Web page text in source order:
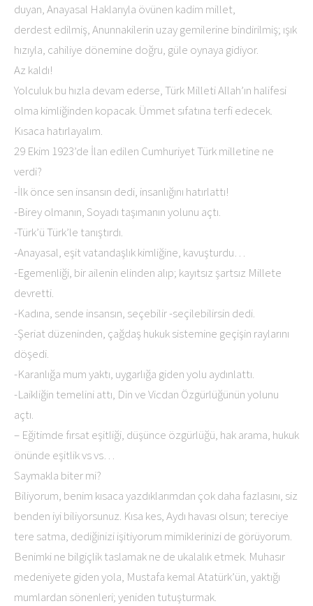
duyan, Anayasal Haklarıyla övünen kadim millet,
derdest edilmiş, Anunnakilerin uzay gemilerine bindirilmiş; ışık
hızıyla, cahiliye dönemine doğru, güle oynaya gidiyor.
Az kaldı!
Yolculuk bu hızla devam ederse, Türk Milleti Allah’ın halifesi
olma kimliğinden kopacak. Ümmet sıfatına terfi edecek.
Kısaca hatırlayalım.
29 Ekim 1923’de İlan edilen Cumhuriyet Türk milletine ne
verdi?
-İlk önce sen insansın dedi, insanlığını hatırlattı!
-Birey olmanın, Soyadı taşımanın yolunu açtı.
-Türk’ü Türk’le tanıştırdı.
-Anayasal, eşit vatandaşlık kimliğine, kavuşturdu…
-Egemenliği, bir ailenin elinden alıp; kayıtsız şartsız Millete
devretti.
-Kadına, sende insansın, seçebilir -seçilebilirsin dedi.
-Şeriat düzeninden, çağdaş hukuk sistemine geçişin raylarını
döşedi.
-Karanlığa mum yaktı, uygarlığa giden yolu aydınlattı.
-Laikliğin temelini attı, Din ve Vicdan Özgürlüğünün yolunu
açtı.
– Eğitimde fırsat eşitliği, düşünce özgürlüğü, hak arama, hukuk
önünde eşitlik vs vs…
Saymakla biter mi?
Biliyorum, benim kısaca yazdıklarımdan çok daha fazlasını, siz
benden iyi biliyorsunuz. Kısa kes, Aydı havası olsun; tereciye
tere satma, dediğinizi işitiyorum mimiklerinizi de görüyorum.
Benimki ne bilgiçlik taslamak ne de ukalalık etmek. Muhasır
medeniyete giden yola, Mustafa kemal Atatürk’ün, yaktığı
mumlardan sönenleri; yeniden tutuşturmak.